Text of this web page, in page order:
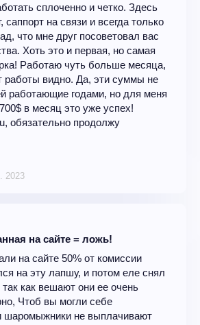
сплоченно и четко. Здесь
саппорт на связи и всегда только
что мне друг посоветовал вас
Хоть это и первая, но самая
Работаю чуть больше месяца,
работы видно. Да, эти суммы не
работающие годами, но для меня
в месяц это уже успех!
обязательно продолжу
2023
на сайте = ложь!
на сайте 50% от комиссии
на эту лапшу, и потом еле снял
как вешают они ее очень
Чтоб вы могли себе
шаромыжники не выплачивают